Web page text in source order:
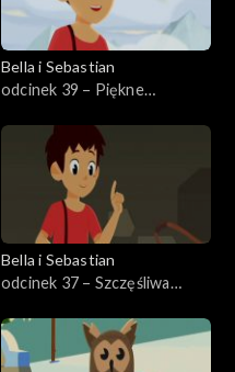
Bella i Sebastian
odcinek 39 – Piękne
Bella i Sebastian
odcinek 37 – Szczęśliwa